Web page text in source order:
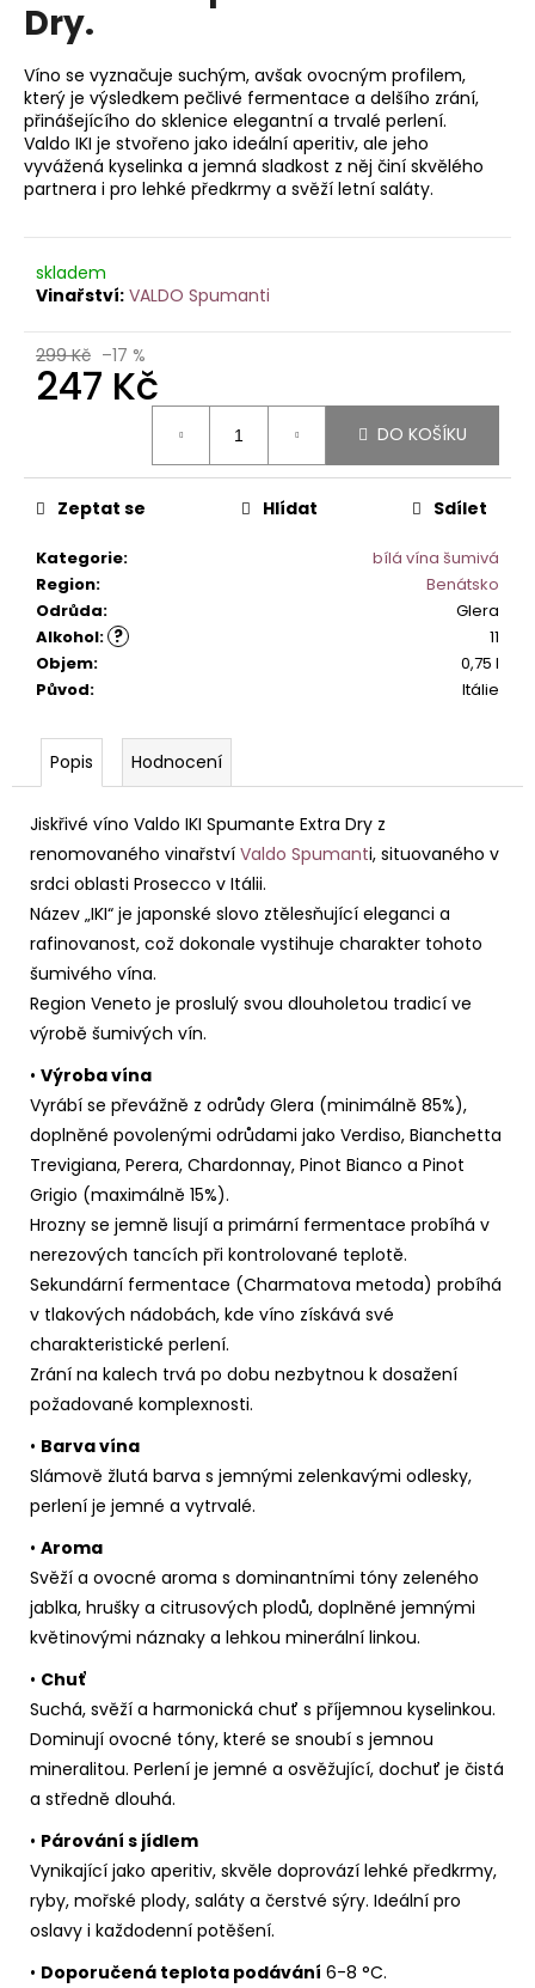
0,0
5
hvězdiček.
Dry.
Víno se vyznačuje suchým, avšak ovocným profilem,
který je výsledkem pečlivé fermentace a delšího zrání,
přinášejícího do sklenice elegantní a trvalé perlení.
Valdo IKI je stvořeno jako ideální aperitiv, ale jeho
vyvážená kyselinka a jemná sladkost z něj činí skvělého
partnera i pro lehké předkrmy a svěží letní saláty.
skladem
VALDO Spumanti
299 Kč –17 %
247 Kč
DO KOŠÍKU
Kategorie:
bílá vína šumivá
Region:
Benátsko
Odrůda: Glera
?
Alkohol:
11
Objem:
0,75 l
Původ: Itálie
Zeptat se Hlídat Sdílet
Popis Hodnocení
Jiskřivé víno Valdo IKI Spumante Extra Dry z
renomovaného vinařství Valdo Spumanti, situovaného v
srdci oblasti Prosecco v Itálii.
Název „IKI“ je japonské slovo ztělesňující eleganci a
rafinovanost, což dokonale vystihuje charakter tohoto
šumivého vína.
Region Veneto je proslulý svou dlouholetou tradicí ve
výrobě šumivých vín.
• Výroba vína
Vyrábí se převážně z odrůdy Glera (minimálně 85%),
doplněné povolenými odrůdami jako Verdiso, Bianchetta
Trevigiana, Perera, Chardonnay, Pinot Bianco a Pinot
Grigio (maximálně 15%).
Hrozny se jemně lisují a primární fermentace probíhá v
nerezových tancích při kontrolované teplotě.
Sekundární fermentace (Charmatova metoda) probíhá
v tlakových nádobách, kde víno získává své
charakteristické perlení.
Zrání na kalech trvá po dobu nezbytnou k dosažení
požadované komplexnosti.
• Barva vína
Slámově žlutá barva s jemnými zelenkavými odlesky,
perlení je jemné a vytrvalé.
• Aroma
Svěží a ovocné aroma s dominantními tóny zeleného
jablka, hrušky a citrusových plodů, doplněné jemnými
květinovými náznaky a lehkou minerální linkou.
• Chuť
Suchá, svěží a harmonická chuť s příjemnou kyselinkou.
Dominují ovocné tóny, které se snoubí s jemnou
mineralitou. Perlení je jemné a osvěžující, dochuť je čistá
a středně dlouhá.
• Párování s jídlem
Vynikající jako aperitiv, skvěle doprovází lehké předkrmy,
ryby, mořské plody, saláty a čerstvé sýry. Ideální pro
oslavy i každodenní potěšení.
• Doporučená teplota podávání 6-8 °C.
a
j
í
t
?
D
o
r
u
u
e
m
e
PINOT
GRIGIO
LA
IGT
242
Kč